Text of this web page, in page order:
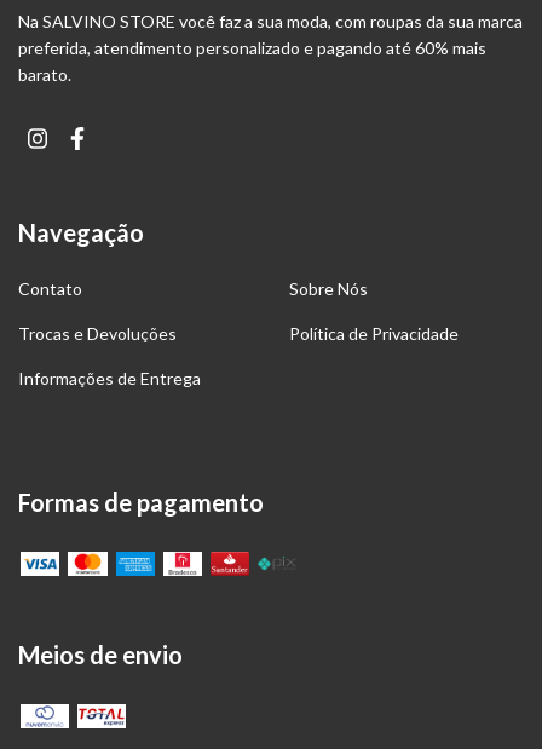
Na SALVINO STORE você faz a sua moda, com roupas da sua marca
preferida, atendimento personalizado e pagando até 60% mais
barato.
Navegação
Contato Sobre Nós
Trocas e Devoluções Política de Privacidade
Informações de Entrega
Formas de pagamento
Meios de envio